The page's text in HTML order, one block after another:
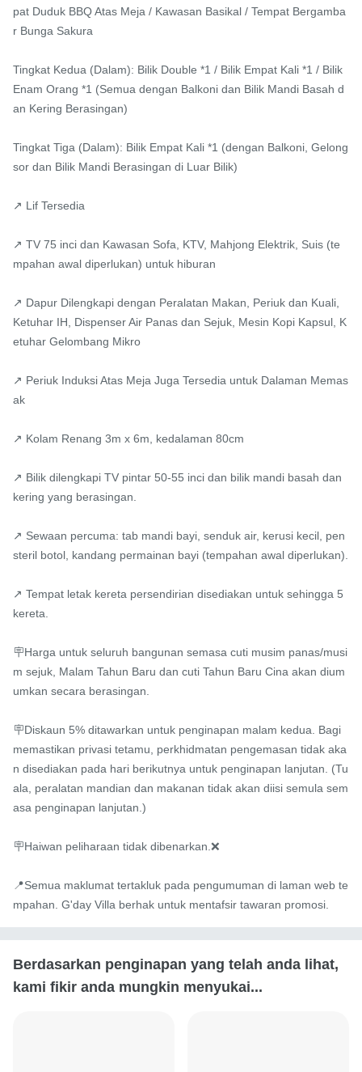
pat Duduk BBQ Atas Meja / Kawasan Basikal / Tempat Bergamba
r Bunga Sakura
Tingkat Kedua (Dalam): Bilik Double *1 / Bilik Empat Kali *1 / Bilik
Enam Orang *1 (Semua dengan Balkoni dan Bilik Mandi Basah d
an Kering Berasingan)
Tingkat Tiga (Dalam): Bilik Empat Kali *1 (dengan Balkoni, Gelong
sor dan Bilik Mandi Berasingan di Luar Bilik)
↗ Lif Tersedia
↗ TV 75 inci dan Kawasan Sofa, KTV, Mahjong Elektrik, Suis (te
mpahan awal diperlukan) untuk hiburan
↗ Dapur Dilengkapi dengan Peralatan Makan, Periuk dan Kuali,
Ketuhar IH, Dispenser Air Panas dan Sejuk, Mesin Kopi Kapsul, K
etuhar Gelombang Mikro
↗ Periuk Induksi Atas Meja Juga Tersedia untuk Dalaman Memas
ak
↗ Kolam Renang 3m x 6m, kedalaman 80cm
↗ Bilik dilengkapi TV pintar 50-55 inci dan bilik mandi basah dan
kering yang berasingan.
↗ Sewaan percuma: tab mandi bayi, senduk air, kerusi kecil, pen
steril botol, kandang permainan bayi (tempahan awal diperlukan).
↗ Tempat letak kereta persendirian disediakan untuk sehingga 5
kereta.
🪧Harga untuk seluruh bangunan semasa cuti musim panas/musi
m sejuk, Malam Tahun Baru dan cuti Tahun Baru Cina akan dium
umkan secara berasingan.
🪧Diskaun 5% ditawarkan untuk penginapan malam kedua. Bagi
memastikan privasi tetamu, perkhidmatan pengemasan tidak aka
n disediakan pada hari berikutnya untuk penginapan lanjutan. (Tu
ala, peralatan mandian dan makanan tidak akan diisi semula sem
asa penginapan lanjutan.)
🪧Haiwan peliharaan tidak dibenarkan.❌
📍Semua maklumat tertakluk pada pengumuman di laman web te
mpahan. G'day Villa berhak untuk mentafsir tawaran promosi.
Berdasarkan penginapan yang telah anda lihat,
kami fikir anda mungkin menyukai...